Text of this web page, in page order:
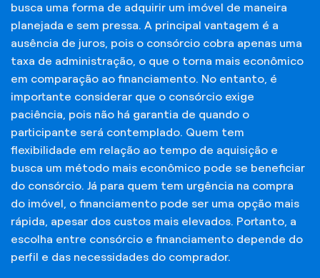
busca uma forma de adquirir um imóvel de maneira
planejada e sem pressa. A principal vantagem é a
ausência de juros, pois o consórcio cobra apenas uma
taxa de administração, o que o torna mais econômico
em comparação ao financiamento. No entanto, é
importante considerar que o consórcio exige
paciência, pois não há garantia de quando o
participante será contemplado. Quem tem
flexibilidade em relação ao tempo de aquisição e
busca um método mais econômico pode se beneficiar
do consórcio. Já para quem tem urgência na compra
do imóvel, o financiamento pode ser uma opção mais
rápida, apesar dos custos mais elevados. Portanto, a
escolha entre consórcio e financiamento depende do
perfil e das necessidades do comprador.